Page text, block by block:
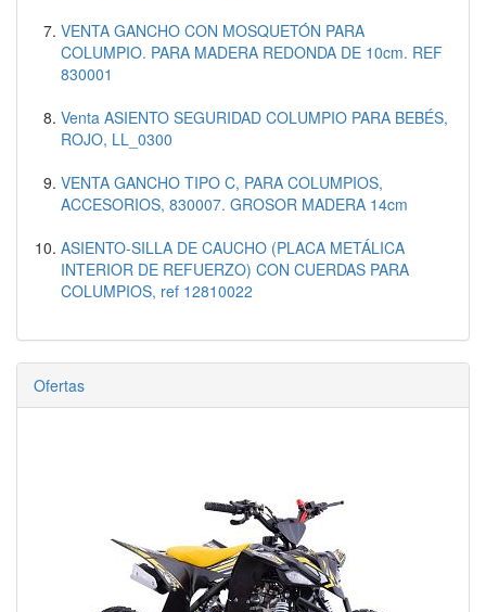
VENTA GANCHO CON MOSQUETÓN PARA
COLUMPIO. PARA MADERA REDONDA DE 10cm. REF
830001
Venta ASIENTO SEGURIDAD COLUMPIO PARA BEBÉS,
ROJO, LL_0300
VENTA GANCHO TIPO C, PARA COLUMPIOS,
ACCESORIOS, 830007. GROSOR MADERA 14cm
ASIENTO-SILLA DE CAUCHO (PLACA METÁLICA
INTERIOR DE REFUERZO) CON CUERDAS PARA
COLUMPIOS, ref 12810022
Ofertas